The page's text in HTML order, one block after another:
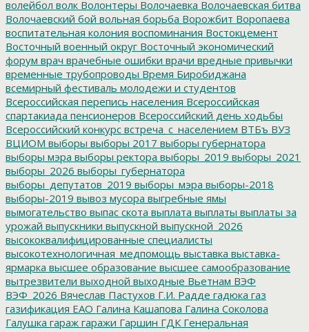
волейбол волк Волонтеры Волочаевка Волочаевская битва
Волочаевский бой вольная борьба Ворожбит Воропаева
воспитательная колония воспоминания Востокцемент
Восточный военный округ Восточный экономический
форум врач врачебные ошибки врачи вредные привычки
временные трубопроводы Время Биробиджана
всемирный фестиваль молодежи и студентов
Всероссийская перепись населения Всероссийская
спартакиада пенсионеров Всероссийский день ходьбы
Всероссийский конкурс встреча_с_населением ВТБъ ВУЗ
ВЦИОМ выборы выборы 2017 выборы губернатора
выборы мэра выборы ректора выборы_2019 выборы_2021
выборы_2026 выборы_губернатора
выборы_депутатов_2019 выборы_мэра выборы-2018
выборы-2019 вывоз мусора выгребные ямы
вымогательство выпас скота выплата выплаты выплаты за
урожай выпускники выпускной выпускной_2026
высококвалифицированные специалисты
высокотехнологичная_медпомощь выставка выставка-
ярмарка высшее образование высшее самообразование
вытрезвители выходной выходные Вьетнам ВЭФ
ВЭФ_2026 Вячеслав Пастухов Г.И. Радде гадюка газ
газификация ЕАО Галина Кашапова Галина Соколова
Галушка гараж гаражи Гаршин ГДК Генеральная